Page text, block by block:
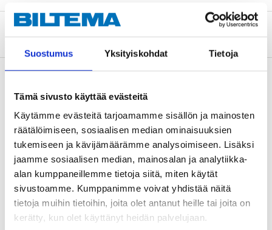
Suostumus Yksityiskohdat Tietoja
Tämä sivusto käyttää evästeitä
Käytämme evästeitä tarjoamamme sisällön ja mainosten
räätälöimiseen, sosiaalisen median ominaisuuksien
tukemiseen ja kävijämäärämme analysoimiseen. Lisäksi
jaamme sosiaalisen median, mainosalan ja analytiikka-
alan kumppaneillemme tietoja siitä, miten käytät
sivustoamme. Kumppanimme voivat yhdistää näitä
tietoja muihin tietoihin, joita olet antanut heille tai joita on
kerätty, kun olet käyttänyt heidän palvelujaan.
Tietoa valmistajasta
Osta verkosta ja nouda tavaratalosta jo 2 tunnin kuluttua!
LUE LISÄÄ
Muut asiakkaat ostivat myös